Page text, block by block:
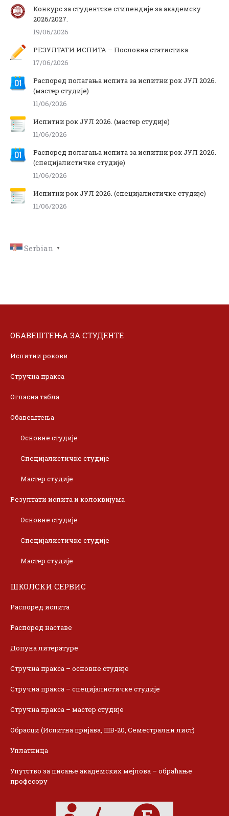
Конкурс за студентске стипендије за академску
2026/2027.
19/06/2026
РЕЗУЛТАТИ ИСПИТА – Пословна статистика
17/06/2026
Распоред полагања испита за испитни рок ЈУЛ 2026.
(мастер студије)
11/06/2026
Испитни рок ЈУЛ 2026. (мастер студије)
11/06/2026
Распоред полагања испита за испитни рок ЈУЛ 2026.
(специјалистичке студије)
11/06/2026
Испитни рок ЈУЛ 2026. (специјалистичке студије)
11/06/2026
Serbian ▼
ОБАВЕШТЕЊА ЗА СТУДЕНТЕ
Испитни рокови
Стручна пракса
Огласна табла
Обавештења
Основне студије
Специјалистичке студије
Мастер студије
Резултати испита и колоквијума
Основне студије
Специјалистичке студије
Мастер студије
ШКОЛСКИ СЕРВИС
Распоред испита
Распоред наставе
Допуна литературе
Стручна пракса – основне студије
Стручна пракса – специјалистичке студије
Стручна пракса – мастер студије
Обрасци (Испитна пријава, ШВ-20, Семестрални лист)
Уплатница
Упутство за писање академских мејлова – обраћање
професору